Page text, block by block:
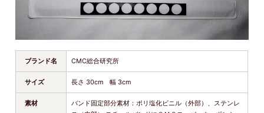
ブランド名 CMC総合研究所
サイズ 長さ 30cm 幅 3cm
素材
バンド固定部分素材：ポリ塩化ビニル（外部）、ステンレ